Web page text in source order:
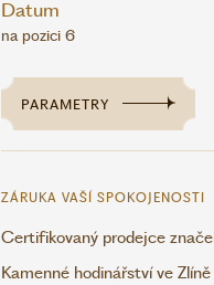
Datum
na pozici 6
PARAMETRY
ZÁRUKA VAŠÍ SPOKOJENOSTI
Certifikovaný prodejce
Kamenné hodinářství ve Zlíně